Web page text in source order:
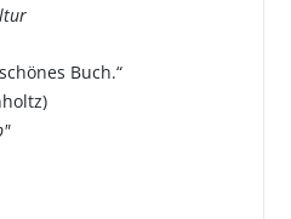
Buch.“